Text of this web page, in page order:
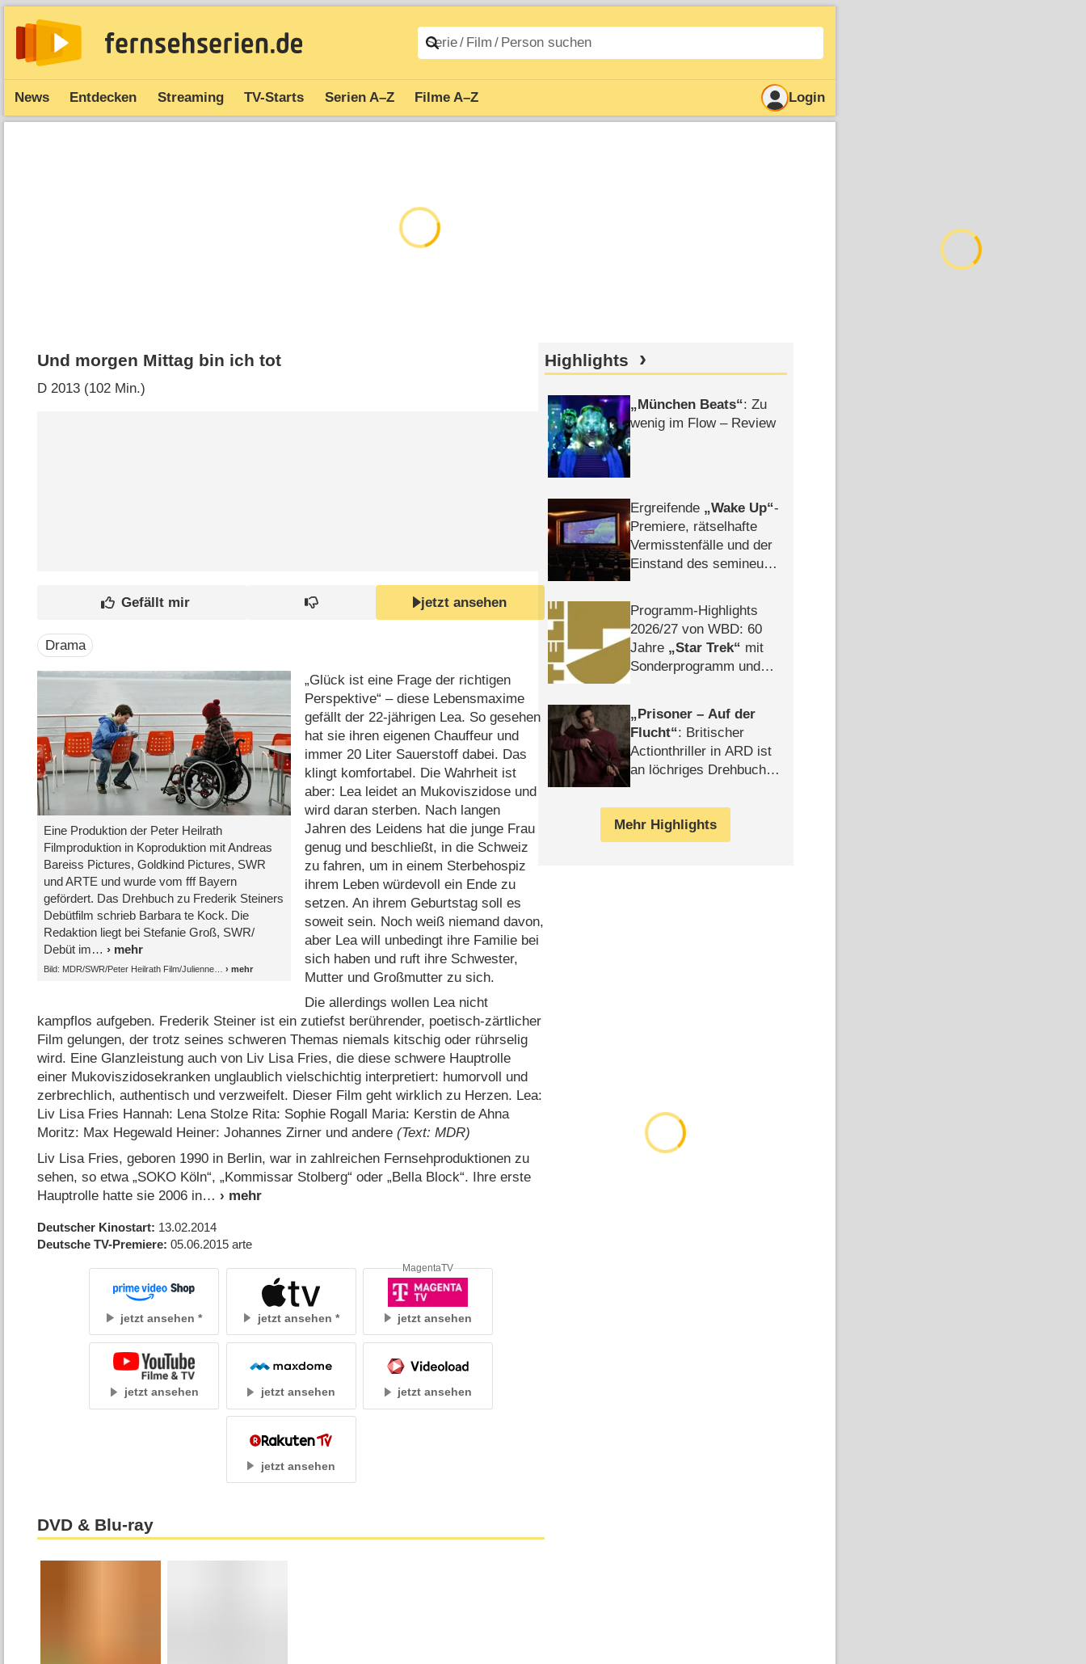
News Entdecken Streaming TV-Starts Serien A–Z Filme A–Z Login
Und morgen Mittag bin ich tot
D 2013 (102 Min.)
jetzt ansehen
Drama
Eine Produktion der Peter Heilrath
Filmproduktion in Koproduktion mit Andreas
Bareiss Pictures, Goldkind Pictures, SWR
und ARTE und wurde vom fff Bayern
gefördert. Das Drehbuch zu Frederik Steiners
Debütfilm schrieb Barbara te Kock. Die
Redaktion liegt bei Stefanie Groß, SWR/​
Debüt im
Bild: MDR/​SWR/​Peter Heilrath Film/​Julienne
„Glück ist eine Frage der richtigen
Perspektive“ – diese Lebensmaxime
gefällt der 22-jährigen Lea. So gesehen
hat sie ihren eigenen Chauffeur und
immer 20 Liter Sauerstoff dabei. Das
klingt komfortabel. Die Wahrheit ist
aber: Lea leidet an Mukoviszidose und
wird daran sterben. Nach langen
Jahren des Leidens hat die junge Frau
genug und beschließt, in die Schweiz
zu fahren, um in einem Sterbehospiz
ihrem Leben würdevoll ein Ende zu
setzen. An ihrem Geburtstag soll es
soweit sein. Noch weiß niemand davon,
aber Lea will unbedingt ihre Familie bei
sich haben und ruft ihre Schwester,
Mutter und Großmutter zu sich.
Die allerdings wollen Lea nicht
kampflos aufgeben. Frederik Steiner ist ein zutiefst berührender, poetisch-zärtlicher
Film gelungen, der trotz seines schweren Themas niemals kitschig oder rührselig
wird. Eine Glanzleistung auch von Liv Lisa Fries, die diese schwere Hauptrolle
einer Mukoviszidosekranken unglaublich vielschichtig interpretiert: humorvoll und
zerbrechlich, authentisch und verzweifelt. Dieser Film geht wirklich zu Herzen. Lea:
Liv Lisa Fries Hannah: Lena Stolze Rita: Sophie Rogall Maria: Kerstin de Ahna
Moritz: Max Hegewald Heiner: Johannes Zirner und andere(Text: MDR)
Liv Lisa Fries, geboren 1990 in Berlin, war in zahlreichen Fernsehproduktionen zu
sehen, so etwa „SOKO Köln“, „Kommissar Stolberg“ oder „Bella Block“. Ihre erste
Hauptrolle hatte sie 2006 in
Deutscher Kinostart 13.02.2014
Deutsche TV-Premiere 05.06.2015 arte
jetzt ansehen jetzt ansehen jetzt ansehen
MagentaTV
jetzt ansehen jetzt ansehen jetzt ansehen
jetzt ansehen
DVD & Blu-ray
Highlights
München Beats : Zu
wenig im Flow – Review
Ergreifende Wake Up -
Premiere, rätselhafte
Vermisstenfälle und der
Einstand des semineuen
Programm-Highlights
2026/​27 von WBD: 60
Jahre
Star Trek
mit
Sonderprogramm und
Prisoner – Auf der
Flucht : Britischer
Actionthriller in ARD ist
an löchriges Drehbuch
Mehr Highlights